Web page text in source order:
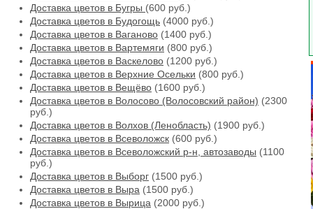
Доставка цветов в Бугры (600 руб.)
Доставка цветов в Будогощь (4000 руб.)
Доставка цветов в Ваганово (1400 руб.)
Доставка цветов в Вартемяги (800 руб.)
Доставка цветов в Васкелово (1200 руб.)
Доставка цветов в Верхние Осельки (800 руб.)
Доставка цветов в Вещёво (1600 руб.)
Доставка цветов в Волосово (Волосовский район) (2300
руб.)
Доставка цветов в Волхов (Ленобласть) (1900 руб.)
Доставка цветов в Всеволожск (600 руб.)
Доставка цветов в Всеволожский р-н, автозаводы (1100
руб.)
Доставка цветов в Выборг (1500 руб.)
Доставка цветов в Выра (1500 руб.)
Доставка цветов в Вырица (2000 руб.)